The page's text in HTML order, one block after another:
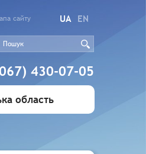
сайту UA EN
430-07-05
область